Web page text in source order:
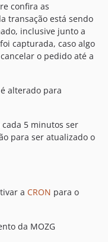
confira as
transação está sendo
inclusive junto a
capturada, caso algo
o pedido até a
alterado para
5 minutos ser
para ser atualizado o
a CRON para o
da MOZG